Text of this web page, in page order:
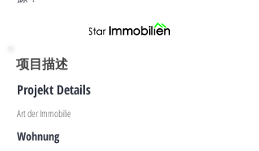
项目描述
Projekt Details
Art der Immobilie
Wohnung